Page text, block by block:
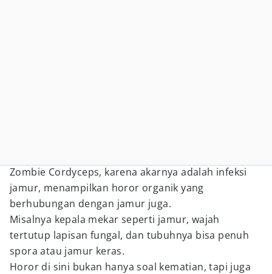
Zombie Cordyceps, karena akarnya adalah infeksi
jamur, menampilkan horor organik yang
berhubungan dengan jamur juga.
Misalnya kepala mekar seperti jamur, wajah
tertutup lapisan fungal, dan tubuhnya bisa penuh
spora atau jamur keras.
Horor di sini bukan hanya soal kematian, tapi juga